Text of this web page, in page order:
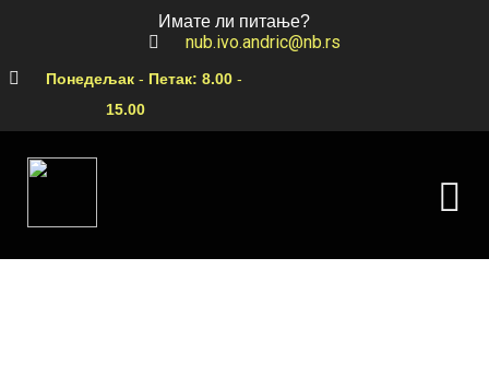
Имате ли питање?
nub.ivo.andric@nb.rs
Понедељак - Петак: 8.00 -
15.00